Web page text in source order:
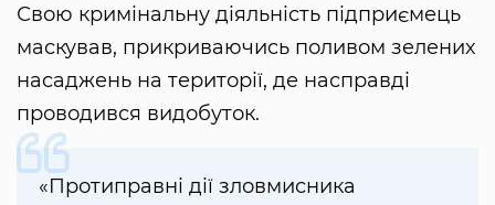
Свою кримінальну діяльність підприємець
маскував, прикриваючись поливом зелених
насаджень на території, де насправді
проводився видобуток.
«Протиправні дії зловмисника